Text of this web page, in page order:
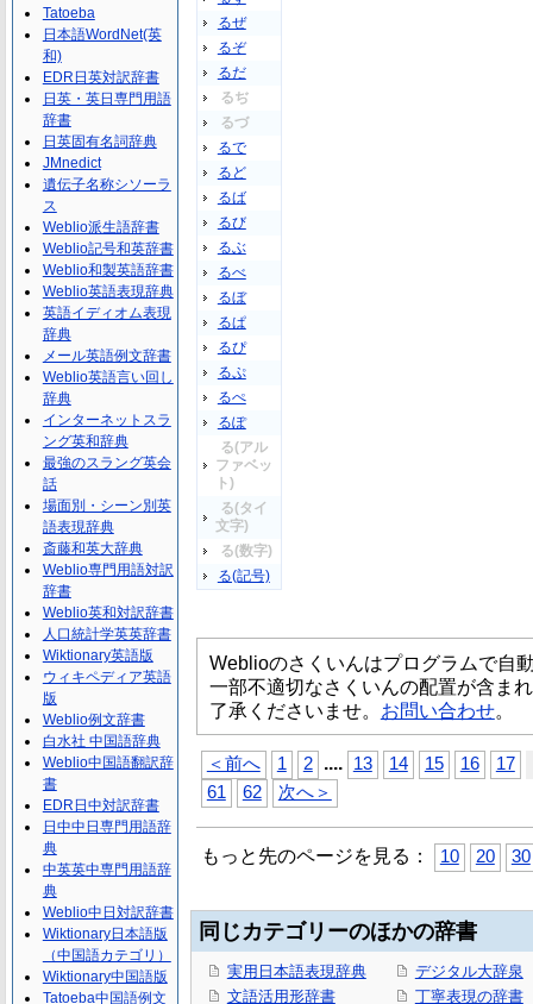
るぜ
るぞ
るだ
るぢ
るづ
るで
るど
るば
るび
るぶ
るべ
るぼ
るぱ
るぴ
るぷ
るぺ
るぽ
る(アル
ファベッ
ト)
る(タイ
文字)
る(数字)
る(記号)
Weblioのさくいんはプログラムで自
一部不適切なさくいんの配置が含ま
了承くださいませ。 お問い合わせ。
＜前へ 1 2 .... 13 14 15 16 17
61
62 次へ＞
もっと先のページを見る： 10 20 30
同じカテゴリーのほかの辞書
実用日本語表現辞典
文語活用形辞書
デジタル大辞泉
丁寧表現の辞書
Tatoeba
日本語WordNet(英
和)
EDR日英対訳辞書
日英・英日専門用語
辞書
日英固有名詞辞典
JMnedict
遺伝子名称シソーラ
ス
Weblio派生語辞書
Weblio記号和英辞書
Weblio和製英語辞書
Weblio英語表現辞典
英語イディオム表現
辞典
メール英語例文辞書
Weblio英語言い回し
辞典
インターネットスラ
ング英和辞典
最強のスラング英会
話
場面別・シーン別英
語表現辞典
斎藤和英大辞典
Weblio専門用語対訳
辞書
Weblio英和対訳辞書
人口統計学英英辞書
Wiktionary英語版
ウィキペディア英語
版
Weblio例文辞書
白水社 中国語辞典
Weblio中国語翻訳辞
書
EDR日中対訳辞書
日中中日専門用語辞
典
中英英中専門用語辞
典
Weblio中日対訳辞書
Wiktionary日本語版
（中国語カテゴリ）
Wiktionary中国語版
Tatoeba中国語例文